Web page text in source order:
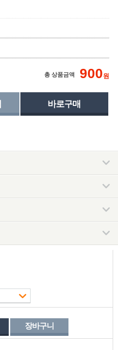
총 상품금액 900원
장바구니